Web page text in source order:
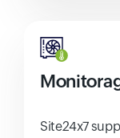
Site24x7